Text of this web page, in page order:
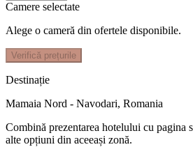
Camere selectate
Alege o cameră din ofertele disponibile.
Verifică prețurile
Destinație
Mamaia Nord - Navodari, Romania
Combină prezentarea hotelului cu pagina
alte opțiuni din aceeași zonă.